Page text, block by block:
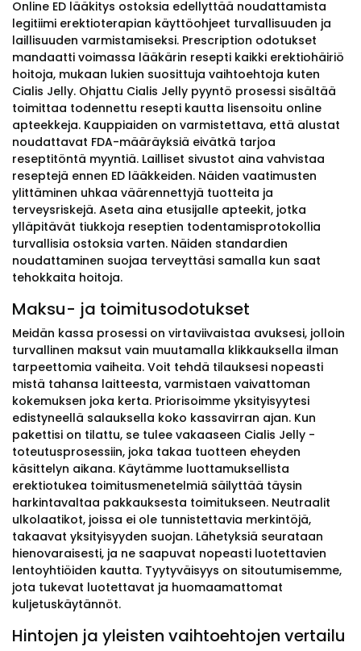
Online ED lääkitys ostoksia edellyttää noudattamista
legitiimi erektioterapian käyttöohjeet turvallisuuden ja
laillisuuden varmistamiseksi. Prescription odotukset
mandaatti voimassa lääkärin resepti kaikki erektiohäiriö
hoitoja, mukaan lukien suosittuja vaihtoehtoja kuten
Cialis Jelly. Ohjattu Cialis Jelly pyyntö prosessi sisältää
toimittaa todennettu resepti kautta lisensoitu online
apteekkeja. Kauppiaiden on varmistettava, että alustat
noudattavat FDA-määräyksiä eivätkä tarjoa
reseptitöntä myyntiä. Lailliset sivustot aina vahvistaa
reseptejä ennen ED lääkkeiden. Näiden vaatimusten
ylittäminen uhkaa väärennettyjä tuotteita ja
terveysriskejä. Aseta aina etusijalle apteekit, jotka
ylläpitävät tiukkoja reseptien todentamisprotokollia
turvallisia ostoksia varten. Näiden standardien
noudattaminen suojaa terveyttäsi samalla kun saat
tehokkaita hoitoja.
Maksu- ja toimitusodotukset
Meidän kassa prosessi on virtaviivaistaa avuksesi, jolloin
turvallinen maksut vain muutamalla klikkauksella ilman
tarpeettomia vaiheita. Voit tehdä tilauksesi nopeasti
mistä tahansa laitteesta, varmistaen vaivattoman
kokemuksen joka kerta. Priorisoimme yksityisyytesi
edistyneellä salauksella koko kassavirran ajan. Kun
pakettisi on tilattu, se tulee vakaaseen Cialis Jelly -
toteutusprosessiin, joka takaa tuotteen eheyden
käsittelyn aikana. Käytämme luottamuksellista
erektiotukea toimitusmenetelmiä säilyttää täysin
harkintavaltaa pakkauksesta toimitukseen. Neutraalit
ulkolaatikot, joissa ei ole tunnistettavia merkintöjä,
takaavat yksityisyyden suojan. Lähetyksiä seurataan
hienovaraisesti, ja ne saapuvat nopeasti luotettavien
lentoyhtiöiden kautta. Tyytyväisyys on sitoutumisemme,
jota tukevat luotettavat ja huomaamattomat
kuljetuskäytännöt.
Hintojen ja yleisten vaihtoehtojen vertailu